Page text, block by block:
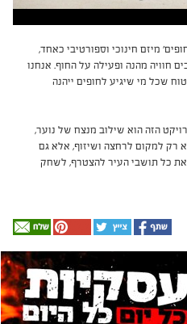
מיזם חינוכי וספורטיבי כאחד,
חוויה מהנה ופעילה על החוף. אנחנו
שכל מי שיגיע לחופים ייהנה
הזה הוא שילוב מנצח של נוער,
רק למקום לרחצה ושיזוף, אלא גם
את כל תושבי העיר להצטרף, לשחק